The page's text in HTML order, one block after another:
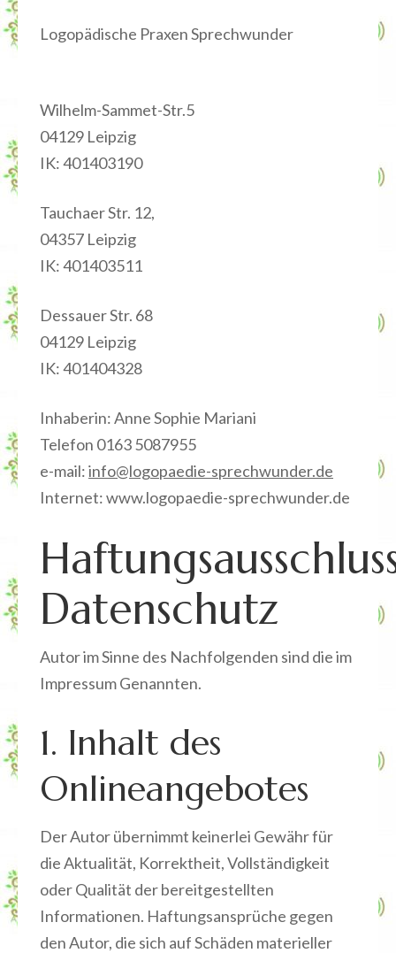
Logopädische Praxen Sprechwunder
Wilhelm-Sammet-Str.5
04129 Leipzig
IK: 401403190
Tauchaer Str. 12,
04357 Leipzig
IK: 401403511
Dessauer Str. 68
04129 Leipzig
IK: 401404328
Inhaberin: Anne Sophie Mariani
Telefon 0163 5087955
e-mail:info@logopaedie-sprechwunder.de
Internet: www.logopaedie-sprechwunder.de
Datenschutz
Autor im Sinne des Nachfolgenden sind die im
Impressum Genannten.
1. Inhalt des
Onlineangebotes
Der Autor übernimmt keinerlei Gewähr für
die Aktualität, Korrektheit, Vollständigkeit
oder Qualität der bereitgestellten
Informationen. Haftungsansprüche gegen
den Autor, die sich auf Schäden materieller